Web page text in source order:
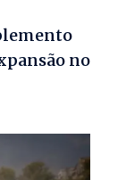
no